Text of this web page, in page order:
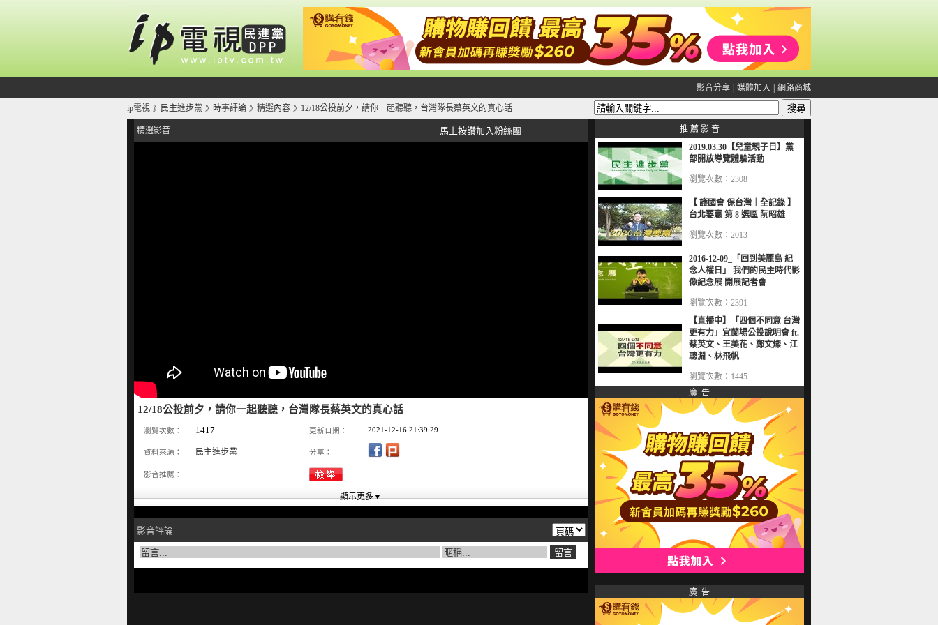
影音分享 媒體加入 網路商城
ip電視 》 民主進步黨 》 時事評論 》 精選內容 》 12/18公投前夕，請你一起聽聽，台灣隊長蔡英文的真心話
精選影音 馬上按讚加入粉絲團
12/18公投前夕，請你一起聽聽，台灣隊長蔡英文的真心話
瀏覽次數： 1417 更新日期： 2021-12-16 21:39:29
資料來源： 民主進步黨 分享：
影音推薦：
影音評論
推 薦 影 音
2019.03.30【兒童親子日】黨
部開放導覽體驗活動
瀏覽次數：2308
【 護國會 保台灣｜全記錄 】
台北要贏 第 8 選區 阮昭雄
瀏覽次數：2013
2016-12-09_「回到美麗島 紀
念人權日」 我們的民主時代影
像紀念展 開展記者會
瀏覽次數：2391
【直播中】「四個不同意 台灣
更有力」宜蘭場公投說明會 ft.
蔡英文、王美花、鄭文燦、江
聰淵、林飛帆
瀏覽次數：1445
廣 告
廣 告